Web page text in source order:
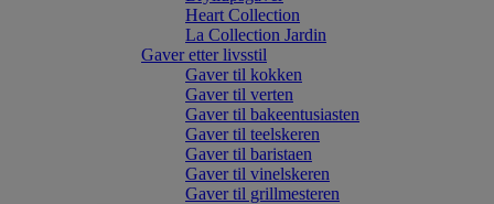
Heart Collection
La Collection Jardin
Gaver etter livsstil
Gaver til kokken
Gaver til verten
Gaver til bakeentusiasten
Gaver til teelskeren
Gaver til baristaen
Gaver til vinelskeren
Gaver til grillmesteren